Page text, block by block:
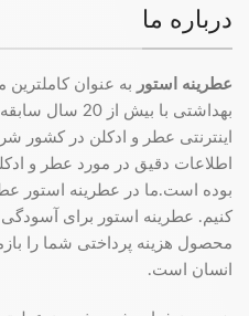
درباره ما
عطرینه استور به عنوان
بهداشتی با
اینترنتی عطر و ادکلن در کشور
اطلاعات دقیق در مورد عطر و
بوده است.ما در عطرینه استور
کنیم. عطرینه استور برای
محصول هزینه پرداختی شما را
انسان است.